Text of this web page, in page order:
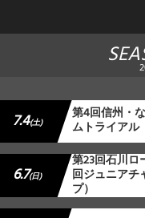
7.4(土) 第4回信州・
ムトライアル
6.7(日)
第23回石川ロ
回ジュニアチ
プ）